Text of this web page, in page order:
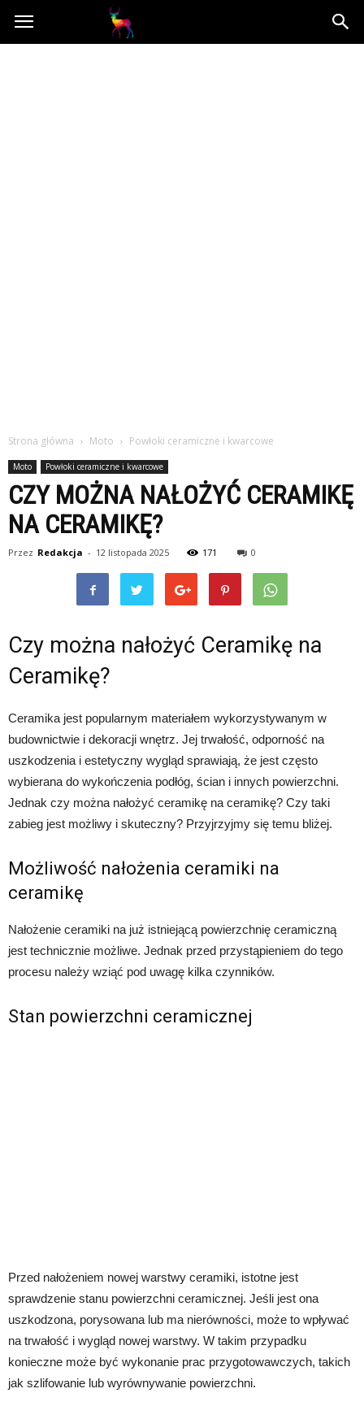
Mooseart.pl
Strona główna Moto Powłoki ceramiczne i kwarcowe
Moto Powłoki ceramiczne i kwarcowe
CZY MOŻNA NAŁOŻYĆ CERAMIKĘ
NA CERAMIKĘ?
Przez Redakcja - 12 listopada 2025 171 0
Czy można nałożyć Ceramikę na
Ceramikę?
Ceramika jest popularnym materiałem wykorzystywanym w
budownictwie i dekoracji wnętrz. Jej trwałość, odporność na
uszkodzenia i estetyczny wygląd sprawiają, że jest często
wybierana do wykończenia podłóg, ścian i innych powierzchni.
Jednak czy można nałożyć ceramikę na ceramikę? Czy taki
zabieg jest możliwy i skuteczny? Przyjrzyjmy się temu bliżej.
Możliwość nałożenia ceramiki na
ceramikę
Nałożenie ceramiki na już istniejącą powierzchnię ceramiczną
jest technicznie możliwe. Jednak przed przystąpieniem do tego
procesu należy wziąć pod uwagę kilka czynników.
Stan powierzchni ceramicznej
Przed nałożeniem nowej warstwy ceramiki, istotne jest
sprawdzenie stanu powierzchni ceramicznej. Jeśli jest ona
uszkodzona, porysowana lub ma nierówności, może to wpływać
na trwałość i wygląd nowej warstwy. W takim przypadku
konieczne może być wykonanie prac przygotowawczych, takich
jak szlifowanie lub wyrównywanie powierzchni.